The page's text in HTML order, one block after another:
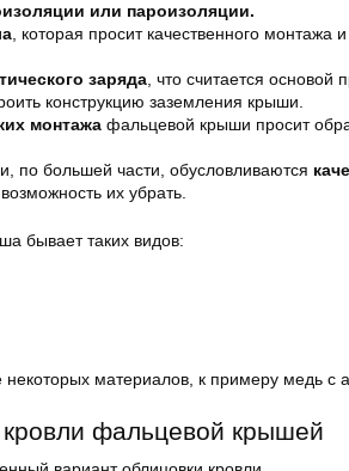
или пароизоляции.
, которая просит качественного монтажа
заряда, что считается основой
конструкцию заземления крыши.
монтажа фальцевой крыши просит
по большей части, обусловливаются
их убрать.
бывает таких видов:
некоторых материалов, к примеру медь с
фальцевой крышей